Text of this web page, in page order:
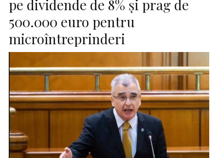
pe dividende de 8% și prag de
500.000 euro pentru
microîntreprinderi